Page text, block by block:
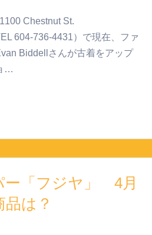
Chestnut St.
604-736-4431）で現在、ファ
Biddellさんが古着をアップ
…
ー「フジヤ」 4月
は？